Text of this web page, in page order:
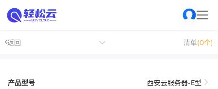
返回 清单(0个)
产品型号 西安云服务器-E型